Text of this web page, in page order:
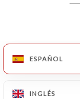
ESPAÑOL
INGLÉS
ESPAÑOL
INGLÉS